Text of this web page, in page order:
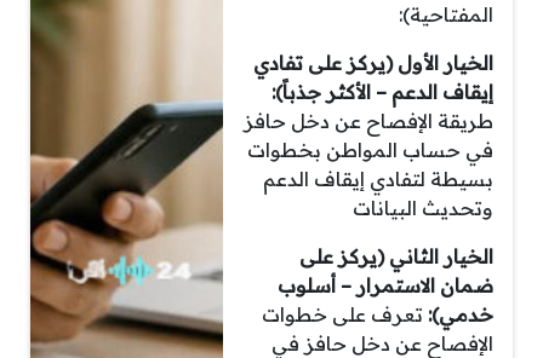
المفتاحية):
الخيار الأول (يركز على تفادي
إيقاف الدعم – الأكثر جذباً):
طريقة الإفصاح عن دخل حافز
في حساب المواطن بخطوات
بسيطة لتفادي إيقاف الدعم
وتحديث البيانات
الخيار الثاني (يركز على
ضمان الاستمرار – أسلوب
خدمي): تعرف على خطوات
الإفصاح عن دخل حافز في